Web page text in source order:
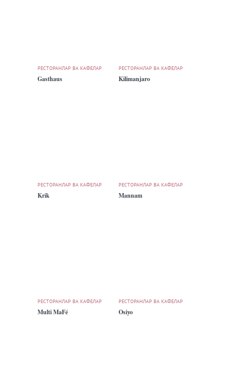
РЕСТОРАНЛАР ВА КАФЕЛАР
Gasthaus
РЕСТОРАНЛАР ВА КАФЕЛАР
Kilimanjaro
РЕСТОРАНЛАР ВА КАФЕЛАР
Krik
РЕСТОРАНЛАР ВА КАФЕЛАР
Mannam
РЕСТОРАНЛАР ВА КАФЕЛАР
Multi MaFé
РЕСТОРАНЛАР ВА КАФЕЛАР
Osiyo